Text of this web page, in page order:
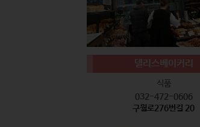
델리스베이커리
식품
032-472-0606
구월로276번길 20